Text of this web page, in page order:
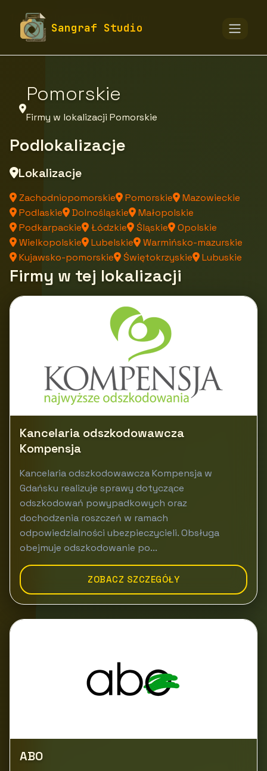
Sangraf Studio
fototapety-sangraf.pl
Firmy z województwa
Pomorskie
Firmy w lokalizacji Pomorskie
Podlokalizacje
Lokalizacje
Zachodniopomorskie Pomorskie
Mazowieckie
Podlaskie
Dolnośląskie
Małopolskie
Podkarpackie
Łódzkie Śląskie
Opolskie
Wielkopolskie
Lubelskie
Warmińsko-mazurskie
Kujawsko-pomorskie
Świętokrzyskie Lubuskie
Firmy w tej lokalizacji
Kancelaria odszkodowawcza
Kompensja
Kancelaria odszkodowawcza Kompensja w
Gdańsku realizuje sprawy dotyczące
odszkodowań powypadkowych oraz
dochodzenia roszczeń w ramach
odpowiedzialności ubezpieczycieli. Obsługa
obejmuje odszkodowanie po...
ZOBACZ SZCZEGÓŁY
ABO